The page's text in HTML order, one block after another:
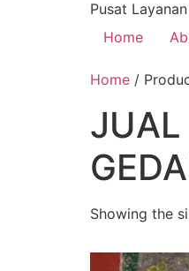
Pusat
Home
Home /
JUAL
Showing the